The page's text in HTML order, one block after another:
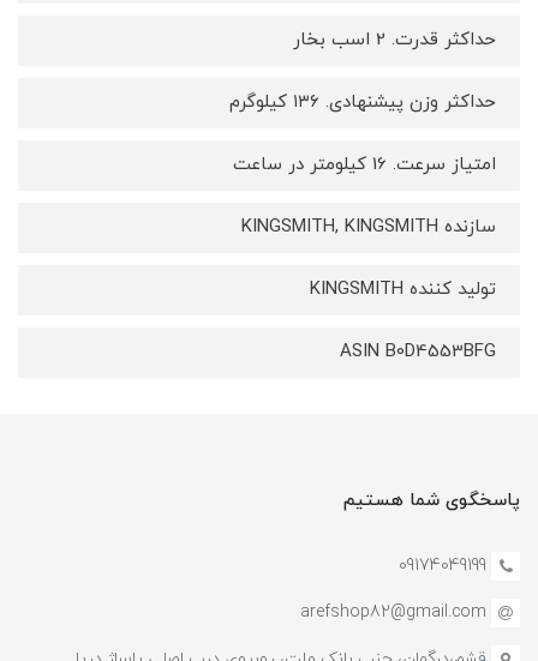
حداکثر قدرت. 2 اسب بخار
حداکثر وزن پیشنهادی. ۱۳۶ کیلوگرم
امتیاز سرعت. 16 کیلومتر در ساعت
سازنده KINGSMITH, KINGSMITH
تولید کننده KINGSMITH
ASIN B0D4553BFG
پاسخگوی شما هستیم
09174049199
arefshop82@gmail.com